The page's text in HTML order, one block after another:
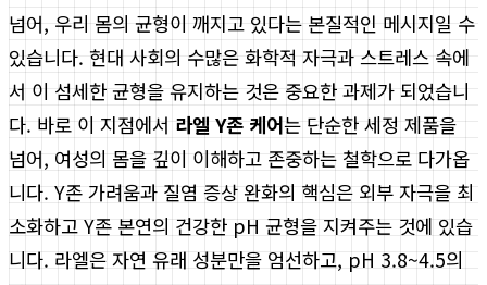
넘어, 우리 몸의 균형이 깨지고 있다는 본질적인 메시지일 수
있습니다. 현대 사회의 수많은 화학적 자극과 스트레스 속에
서 이 섬세한 균형을 유지하는 것은 중요한 과제가 되었습니
다. 바로 이 지점에서 라엘 Y존 케어는 단순한 세정 제품을
넘어, 여성의 몸을 깊이 이해하고 존중하는 철학으로 다가옵
니다. Y존 가려움과 질염 증상 완화의 핵심은 외부 자극을 최
소화하고 Y존 본연의 건강한 pH 균형을 지켜주는 것에 있습
니다. 라엘은 자연 유래 성분만을 엄선하고, pH 3.8~4.5의